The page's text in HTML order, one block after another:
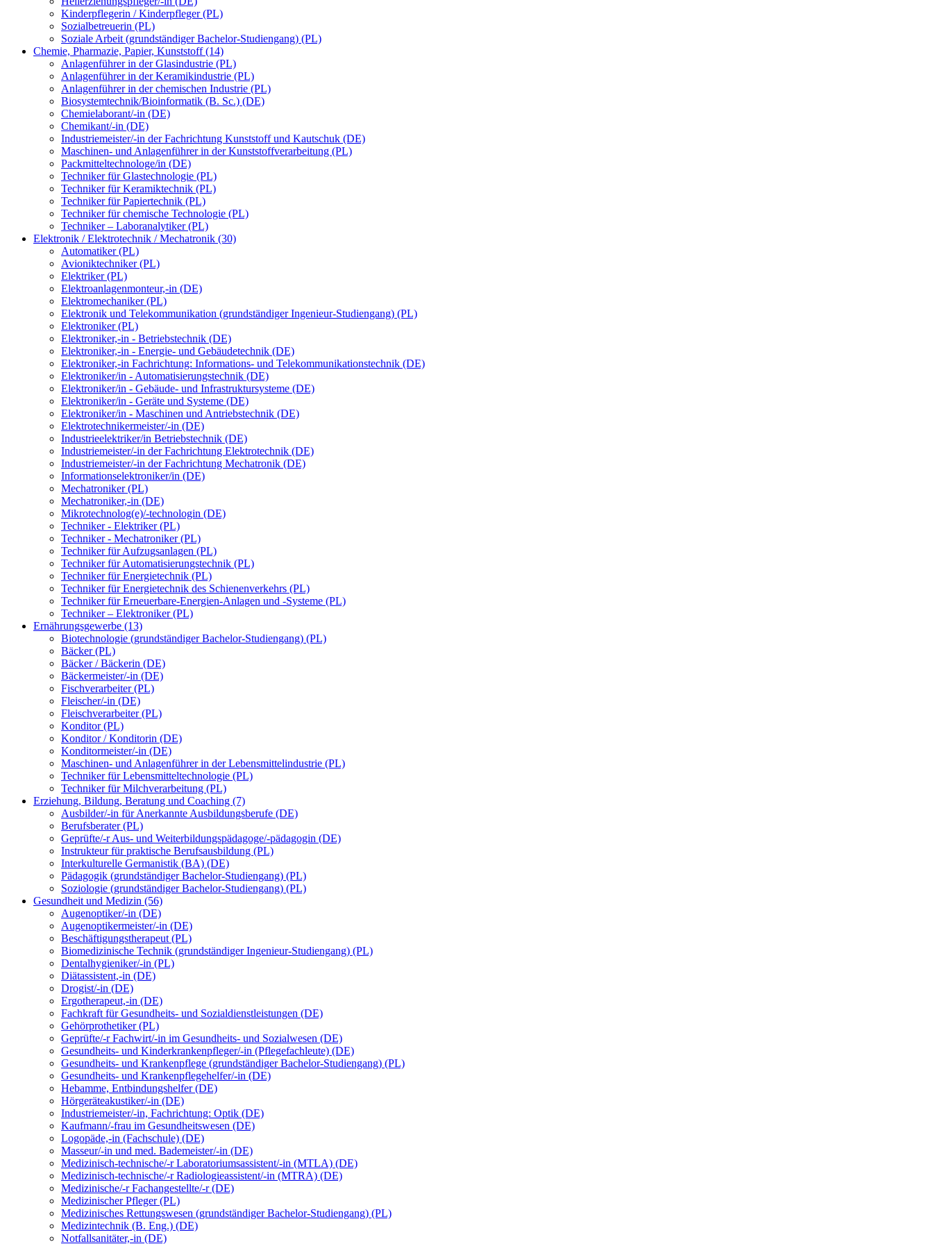
Kinderpflegerin / Kinderpfleger (PL)
Sozialbetreuerin (PL)
Soziale Arbeit (grundständiger Bachelor-Studiengang) (PL)
Chemie, Pharmazie, Papier, Kunststoff (14)
Anlagenführer in der Glasindustrie (PL)
Anlagenführer in der Keramikindustrie (PL)
Anlagenführer in der chemischen Industrie (PL)
Biosystemtechnik/Bioinformatik (B. Sc.) (DE)
Chemielaborant/-in (DE)
Chemikant/-in (DE)
Industriemeister/-in der Fachrichtung Kunststoff und Kautschuk (DE)
Maschinen- und Anlagenführer in der Kunststoffverarbeitung (PL)
Packmitteltechnologe/in (DE)
Techniker für Glastechnologie (PL)
Techniker für Keramiktechnik (PL)
Techniker für Papiertechnik (PL)
Techniker für chemische Technologie (PL)
Techniker – Laboranalytiker (PL)
Elektronik / Elektrotechnik / Mechatronik (30)
Automatiker (PL)
Avioniktechniker (PL)
Elektriker (PL)
Elektroanlagenmonteur,-in (DE)
Elektromechaniker (PL)
Elektronik und Telekommunikation (grundständiger Ingenieur-Studiengang) (PL)
Elektroniker (PL)
Elektroniker,-in - Betriebstechnik (DE)
Elektroniker,-in - Energie- und Gebäudetechnik (DE)
Elektroniker,-in Fachrichtung: Informations- und Telekommunikationstechnik (DE)
Elektroniker/in - Automatisierungstechnik (DE)
Elektroniker/in - Gebäude- und Infrastruktursysteme (DE)
Elektroniker/in - Geräte und Systeme (DE)
Elektroniker/in - Maschinen und Antriebstechnik (DE)
Elektrotechnikermeister/-in (DE)
Industrieelektriker/in Betriebstechnik (DE)
Industriemeister/-in der Fachrichtung Elektrotechnik (DE)
Industriemeister/-in der Fachrichtung Mechatronik (DE)
Informationselektroniker/in (DE)
Mechatroniker (PL)
Mechatroniker,-in (DE)
Mikrotechnolog(e)/-technologin (DE)
Techniker - Elektriker (PL)
Techniker - Mechatroniker (PL)
Techniker für Aufzugsanlagen (PL)
Techniker für Automatisierungstechnik (PL)
Techniker für Energietechnik (PL)
Techniker für Energietechnik des Schienenverkehrs (PL)
Techniker für Erneuerbare-Energien-Anlagen und -Systeme (PL)
Techniker – Elektroniker (PL)
Ernährungsgewerbe (13)
Biotechnologie (grundständiger Bachelor-Studiengang) (PL)
Bäcker (PL)
Bäcker / Bäckerin (DE)
Bäckermeister/-in (DE)
Fischverarbeiter (PL)
Fleischer/-in (DE)
Fleischverarbeiter (PL)
Konditor (PL)
Konditor / Konditorin (DE)
Konditormeister/-in (DE)
Maschinen- und Anlagenführer in der Lebensmittelindustrie (PL)
Techniker für Lebensmitteltechnologie (PL)
Techniker für Milchverarbeitung (PL)
Erziehung, Bildung, Beratung und Coaching (7)
Ausbilder/-in für Anerkannte Ausbildungsberufe (DE)
Berufsberater (PL)
Geprüfte/-r Aus- und Weiterbildungspädagoge/-pädagogin (DE)
Instrukteur für praktische Berufsausbildung (PL)
Interkulturelle Germanistik (BA) (DE)
Pädagogik (grundständiger Bachelor-Studiengang) (PL)
Soziologie (grundständiger Bachelor-Studiengang) (PL)
Gesundheit und Medizin (56)
Augenoptiker/-in (DE)
Augenoptikermeister/-in (DE)
Beschäftigungstherapeut (PL)
Biomedizinische Technik (grundständiger Ingenieur-Studiengang) (PL)
Dentalhygieniker/-in (PL)
Diätassistent,-in (DE)
Drogist/-in (DE)
Ergotherapeut,-in (DE)
Fachkraft für Gesundheits- und Sozialdienstleistungen (DE)
Gehörprothetiker (PL)
Geprüfte/-r Fachwirt/-in im Gesundheits- und Sozialwesen (DE)
Gesundheits- und Kinderkrankenpfleger/-in (Pflegefachleute) (DE)
Gesundheits- und Krankenpflege (grundständiger Bachelor-Studiengang) (PL)
Gesundheits- und Krankenpflegehelfer/-in (DE)
Hebamme, Entbindungshelfer (DE)
Hörgeräteakustiker/-in (DE)
Industriemeister/-in, Fachrichtung: Optik (DE)
Kaufmann/-frau im Gesundheitswesen (DE)
Logopäde,-in (Fachschule) (DE)
Masseur/-in und med. Bademeister/-in (DE)
Medizinisch-technische/-r Laboratoriumsassistent/-in (MTLA) (DE)
Medizinisch-technische/-r Radiologieassistent/-in (MTRA) (DE)
Medizinische/-r Fachangestellte/-r (DE)
Medizinischer Pfleger (PL)
Medizinisches Rettungswesen (grundständiger Bachelor-Studiengang) (PL)
Medizintechnik (B. Eng.) (DE)
Notfallsanitäter,-in (DE)